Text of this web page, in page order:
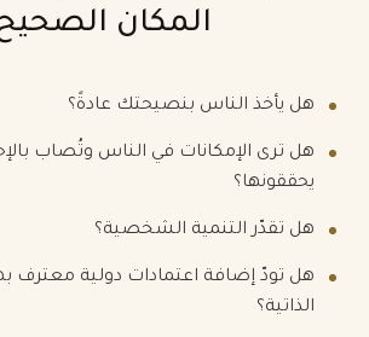
المكان
هل يأخذ الناس بنصيحتك عادةً؟
هل ترى الإمكانات في الناس وتُصاب
يحققونها؟
هل تقدّر التنمية الشخصية؟
هل تودّ إضافة اعتمادات دولية معترف
الذاتية؟